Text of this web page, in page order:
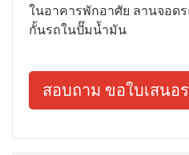
ในอาคารพักอาศัย ลานจอด
กั้นรถในปั๊มน้ำมัน
สอบถาม ขอใบเสนอ